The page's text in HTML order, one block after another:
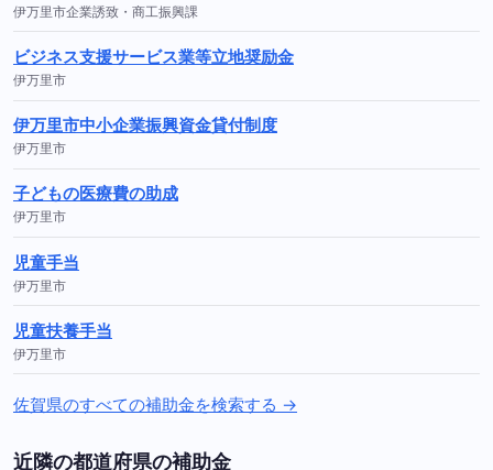
伊万里市企業誘致・商工振興課
ビジネス支援サービス業等立地奨励金
伊万里市
伊万里市中小企業振興資金貸付制度
伊万里市
子どもの医療費の助成
伊万里市
児童手当
伊万里市
児童扶養手当
伊万里市
佐賀県のすべての補助金を検索する →
近隣の都道府県の補助金